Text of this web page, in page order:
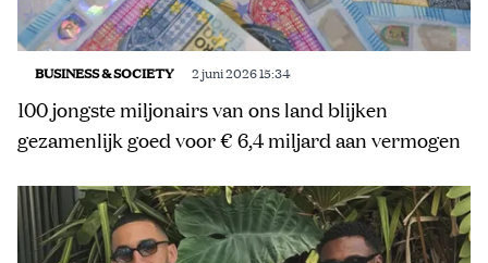
BUSINESS & SOCIETY 2 juni 2026 15:34
100 jongste miljonairs van ons land blijken
gezamenlijk goed voor € 6,4 miljard aan vermogen